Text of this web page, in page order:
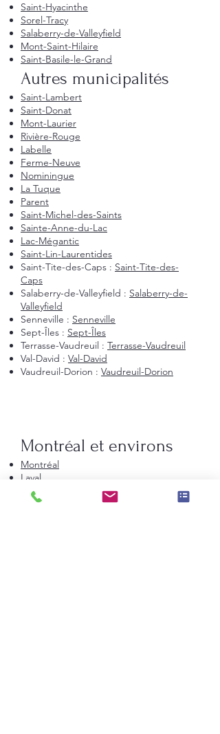
Saint-Hyacinthe
Sorel-Tracy
Salaberry-de-Valleyfield
Mont-Saint-Hilaire
Saint-Basile-le-Grand
Autres municipalités
Saint-Lambert
Saint-Donat
Mont-Laurier
Rivière-Rouge
Labelle
Ferme-Neuve
Nominingue
La Tuque
Parent
Saint-Michel-des-Saints
Sainte-Anne-du-Lac
Lac-Mégantic
Saint-Lin-Laurentides
Saint-Tite-des-Caps : Saint-Tite-des-
Caps
Salaberry-de-Valleyfield : Salaberry-de-
Valleyfield
Senneville : Senneville
Sept-Îles : Sept-Îles
Terrasse-Vaudreuil : Terrasse-Vaudreuil
Val-David : Val-David
Vaudreuil-Dorion : Vaudreuil-Dorion
Montréal et environs
Montréal
Laval
Longueuil
Candiac